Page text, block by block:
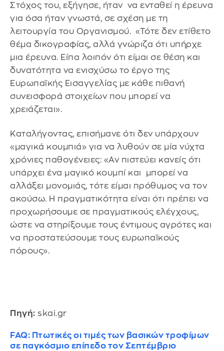
Στόχος του, εξήγησε, ήταν να ενταθεί η έρευνα
για όσα ήταν γνωστά, σε σχέση με τη
λειτουργία του Οργανισμού. «Τότε δεν ετίθετο
θέμα δικογραφίας, αλλά γνώριζα ότι υπήρχε
μια έρευνα. Είπα λοιπόν ότι είμαι σε θέση και
δυνατότητα να ενισχύσω το έργο της
Ευρωπαϊκής Εισαγγελίας με κάθε πιθανή
συνεισφορά στοιχείων που μπορεί να
χρειάζεται».
Καταλήγοντας, επισήμανε ότι δεν υπάρχουν
«μαγικά κουμπιά» για να λυθούν σε μία νύχτα
χρόνιες παθογένειες: «Αν πιστεύει κανείς ότι
υπάρχει ένα μαγικό κουμπί και μπορεί να
αλλάξει μονομιάς, τότε είμαι πρόθυμος να τον
ακούσω. Η πραγματικότητα είναι ότι πρέπει να
προχωρήσουμε σε πραγματικούς ελέγχους,
ώστε να στηρίξουμε τους έντιμους αγρότες και
να προστατεύσουμε τους ευρωπαϊκούς
πόρους».
Πηγή: skai.gr
FAQ: Πτωτικές οι τιμές των βασικών τροφίμων
σε παγκόσμιο επίπεδο τον Σεπτέμβριο